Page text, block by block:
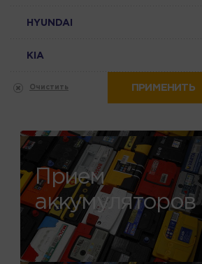
HYUNDAI
KIA
Очистить ПРИМЕНИТЬ
Прием
аккумуляторов